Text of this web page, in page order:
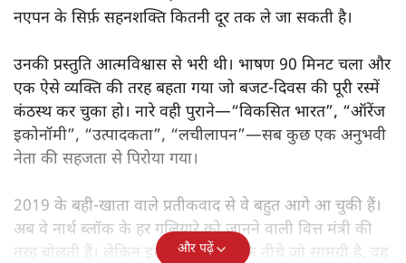
मोदी सरकार का बजट 2026 बड़े बदलाव का वादा करता दिखता है,
और ठहरे फैसलों के बीच बजट की आलोचनात्मक समीक्षा पढ़िए।
बजट पेश करने उठीं तो वे आसानी से रिकॉर्ड बुक में दर्ज हो गईं।
लेकिन उसके बाद जो आया, उसने साफ़ दिखा दिया कि बिना
नएपन के सिर्फ़ सहनशक्ति कितनी दूर तक ले जा सकती है।